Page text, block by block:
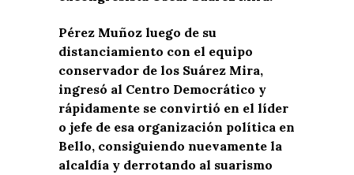
Pérez Muñoz luego de su
distanciamiento con el equipo
conservador de los Suárez Mira,
ingresó al Centro Democrático y
rápidamente se convirtió en el líder
o jefe de esa organización política en
Bello, consiguiendo nuevamente la
alcaldía y derrotando al suarismo